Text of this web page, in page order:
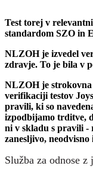
Test torej v
standardom SZO in
NLZOH je izvedel
zdravje. To je bila v
NLZOH je
verifikaciji testov
pravili, ki so
izpodbijamo trditve,
ni v skladu s pravili -
zanesljivo,
Služba za odnose